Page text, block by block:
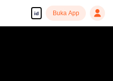
id Buka App